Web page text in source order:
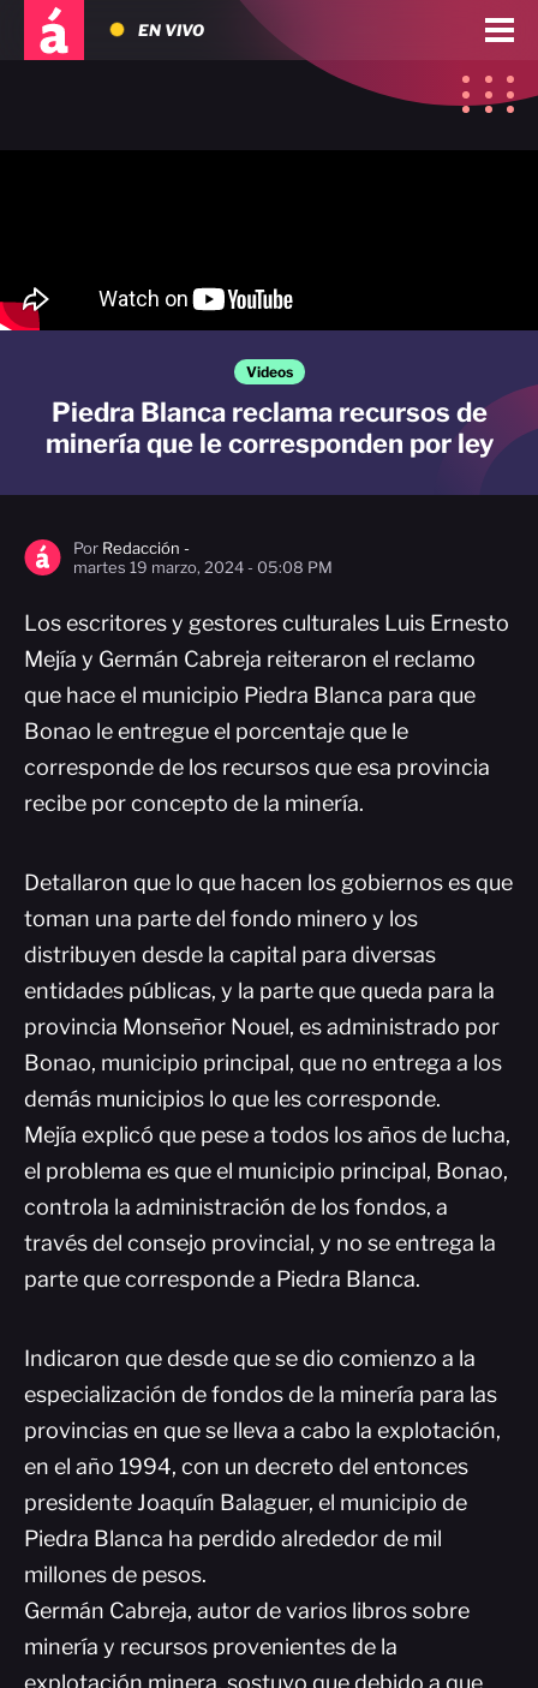
EN VIVO
Videos
Piedra Blanca reclama recursos de
minería que le corresponden por ley
Por Redacción -
martes 19 marzo, 2024 - 05:08 PM
Los escritores y gestores culturales Luis Ernesto
Mejía y Germán Cabreja reiteraron el reclamo
que hace el municipio Piedra Blanca para que
Bonao le entregue el porcentaje que le
corresponde de los recursos que esa provincia
recibe por concepto de la minería.
Detallaron que lo que hacen los gobiernos es que
toman una parte del fondo minero y los
distribuyen desde la capital para diversas
entidades públicas, y la parte que queda para la
provincia Monseñor Nouel, es administrado por
Bonao, municipio principal, que no entrega a los
demás municipios lo que les corresponde.
Mejía explicó que pese a todos los años de lucha,
el problema es que el municipio principal, Bonao,
controla la administración de los fondos, a
través del consejo provincial, y no se entrega la
parte que corresponde a Piedra Blanca.
Indicaron que desde que se dio comienzo a la
especialización de fondos de la minería para las
provincias en que se lleva a cabo la explotación,
en el año 1994, con un decreto del entonces
presidente Joaquín Balaguer, el municipio de
Piedra Blanca ha perdido alrededor de mil
millones de pesos.
Germán Cabreja, autor de varios libros sobre
minería y recursos provenientes de la
explotación minera, sostuvo que debido a que